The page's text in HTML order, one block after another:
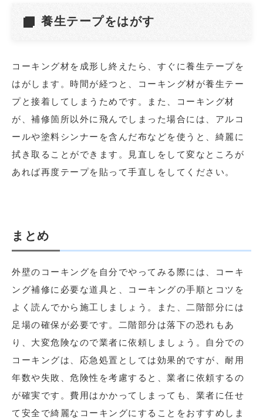
養生テープをはがす
コーキング材を成形し終えたら、すぐに養生テープを
はがします。時間が経つと、コーキング材が養生テー
プと接着してしまうためです。また、コーキング材
が、補修箇所以外に飛んでしまった場合には、アルコ
ールや塗料シンナーを含んだ布などを使うと、綺麗に
拭き取ることができます。見直しをして変なところが
あれば再度テープを貼って手直しをしてください。
まとめ
外壁のコーキングを自分でやってみる際には、コーキ
ング補修に必要な道具と、コーキングの手順とコツを
よく読んでから施工しましょう。また、二階部分には
足場の確保が必要です。二階部分は落下の恐れもあ
り、大変危険なので業者に依頼しましょう。自分での
コーキングは、応急処置としては効果的ですが、耐用
年数や失敗、危険性を考慮すると、業者に依頼するの
が確実です。費用はかかってしまっても、業者に任せ
て安全で綺麗なコーキングにすることをおすすめしま